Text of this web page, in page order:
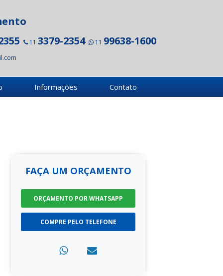
11 3379-2354 11 99638-1600
Informações Contato
FAÇA UM ORÇAMENTO
ORÇAMENTO POR WHATSAPP
COMPRE PELO TELEFONE